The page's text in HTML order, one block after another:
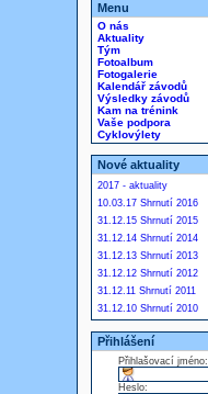
Menu
O nás
Aktuality
Tým
Fotoalbum
Fotogalerie
Kalendář závodů
Výsledky závodů
Kam na trénink
Vaše podpora
Cyklovýlety
Nové aktuality
2017 - aktuality
10.03.17 Shrnutí 2016
31.12.15 Shrnutí 2015
31.12.14 Shrnutí 2014
31.12.13 Shrnutí 2013
31.12.12 Shrnutí 2012
31.12.11 Shrnutí 2011
31.12.10 Shrnutí 2010
Přihlášení
Přihlašovací jméno:
Heslo: